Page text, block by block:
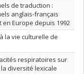
de traduction :
anglais-français
Europe depuis 1992
la vie culturelle de
respiratoires sur
diversité lexicale